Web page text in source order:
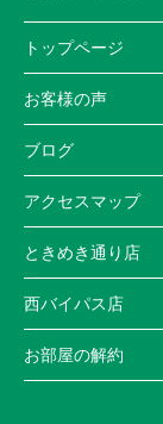
トップページ
お客様の声
ブログ
アクセスマップ
ときめき通り店
西バイパス店
お部屋の解約